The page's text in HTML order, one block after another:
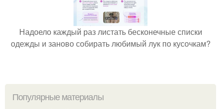
Надоело каждый раз листать бесконечные списки
одежды и заново собирать любимый лук по кусочкам?
Популярные материалы